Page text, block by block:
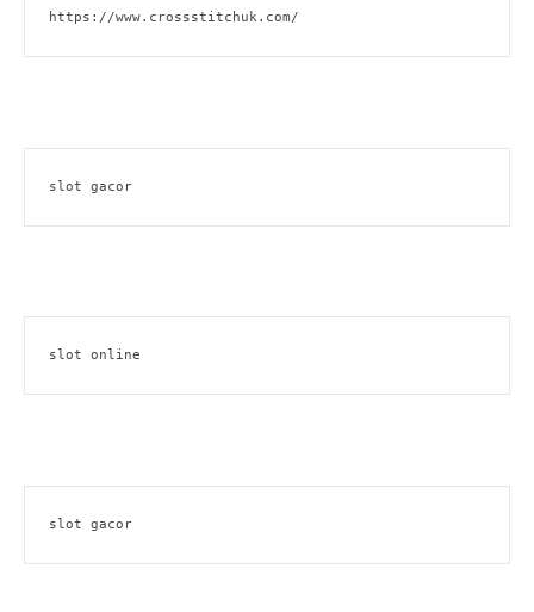
https://www.crossstitchuk.com/
slot gacor
slot online
slot gacor